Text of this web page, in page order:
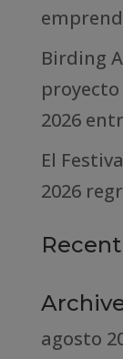
Birding
proyecto
2026
El
2026
agosto